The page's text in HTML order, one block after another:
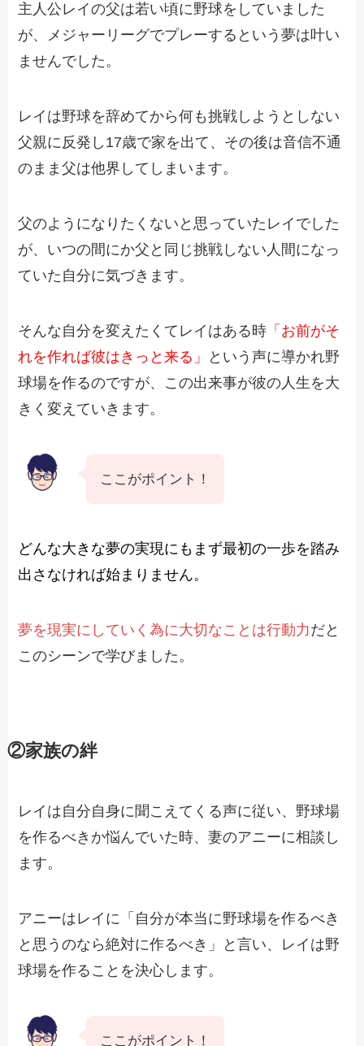
主人公レイの父は若い頃に野球をしていました
が、メジャーリーグでプレーするという夢は叶い
ませんでした。
レイは野球を辞めてから何も挑戦しようとしない
父親に反発し17歳で家を出て、その後は音信不通
のまま父は他界してしまいます。
父のようになりたくないと思っていたレイでした
が、いつの間にか父と同じ挑戦しない人間になっ
ていた自分に気づきます。
そんな自分を変えたくてレイはある時 「お前がそ
れを作れば彼はきっと来る」
という声に導かれ野
球場を作るのですが、この出来事が彼の人生を大
きく変えていきます。
ここがポイント！
どんな大きな夢の実現にもまず最初の一歩を踏み
出さなければ始まりません。
夢を現実にしていく為に大切なことは行動力だと
このシーンで学びました。
②家族の絆
レイは自分自身に聞こえてくる声に従い、野球場
を作るべきか悩んでいた時、妻のアニーに相談し
ます。
アニーはレイに「自分が本当に野球場を作るべき
と思うのなら絶対に作るべき」と言い、レイは野
球場を作ることを決心します。
ここがポイント！